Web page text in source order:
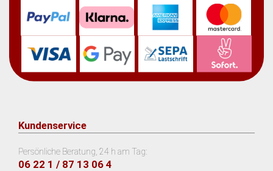
Kundenservice
Persönliche Beratung, 24 h am Tag:
06 22 1 / 87 13 06 4